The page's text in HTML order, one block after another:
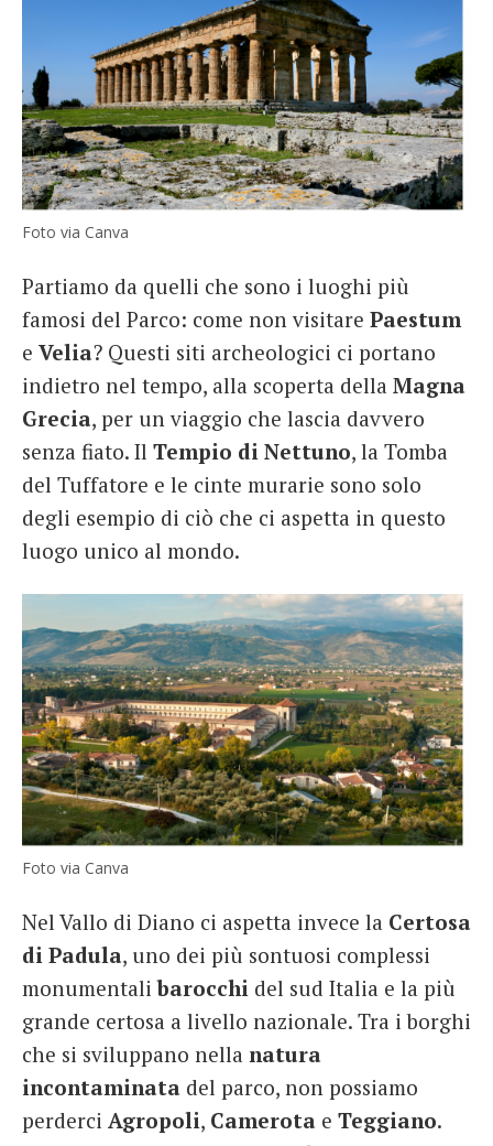
Foto via Canva
Partiamo da quelli che sono i luoghi più
famosi del Parco: come non visitare Paestum
e Velia? Questi siti archeologici ci portano
indietro nel tempo, alla scoperta della Magna
Grecia, per un viaggio che lascia davvero
senza fiato. Il Tempio di Nettuno, la Tomba
del Tuffatore e le cinte murarie sono solo
degli esempio di ciò che ci aspetta in questo
luogo unico al mondo.
Foto via Canva
Nel Vallo di Diano ci aspetta invece la Certosa
di Padula, uno dei più sontuosi complessi
monumentalibarocchi del sud Italia e la più
grande certosa a livello nazionale. Tra i borghi
che si sviluppano nella natura
incontaminata del parco, non possiamo
perderci Agropoli, Camerota e Teggiano.